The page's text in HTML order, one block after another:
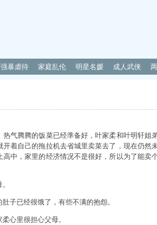
强暴虐待 家庭乱伦 明星名媛 成人武侠
气腾腾的饭菜已经準备好，叶家柔和叶明轩姐
着自己的拖拉机去省城里卖菜去了，现在仍然
中，家里的经济情况不是很好，所以为了能卖
子已经很饿了，有些不满的抱怨。
心里很担心父母。